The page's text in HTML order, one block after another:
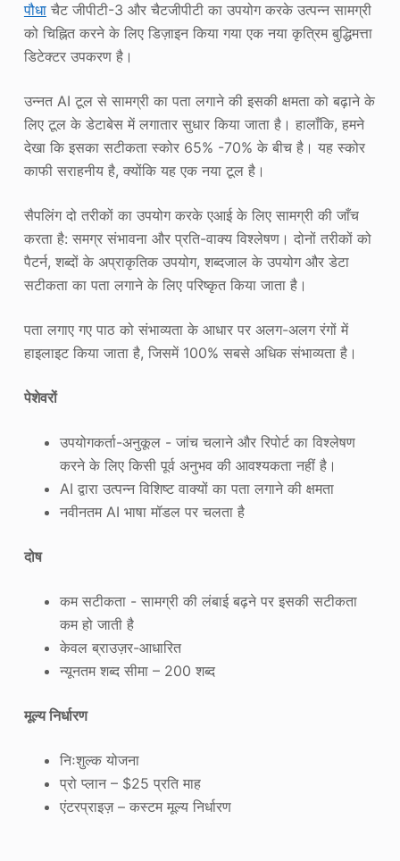
पौधाचैट जीपीटी-3 और चैटजीपीटी का उपयोग करके उत्पन्न सामग्री
को चिह्नित करने के लिए डिज़ाइन किया गया एक नया कृत्रिम बुद्धिमत्ता
डिटेक्टर उपकरण है।
उन्नत AI टूल से सामग्री का पता लगाने की इसकी क्षमता को बढ़ाने के
लिए टूल के डेटाबेस में लगातार सुधार किया जाता है। हालाँकि, हमने
देखा कि इसका सटीकता स्कोर 65% -70% के बीच है। यह स्कोर
काफी सराहनीय है, क्योंकि यह एक नया टूल है।
सैपलिंग दो तरीकों का उपयोग करके एआई के लिए सामग्री की जाँच
करता है: समग्र संभावना और प्रति-वाक्य विश्लेषण। दोनों तरीकों को
पैटर्न, शब्दों के अप्राकृतिक उपयोग, शब्दजाल के उपयोग और डेटा
सटीकता का पता लगाने के लिए परिष्कृत किया जाता है।
पता लगाए गए पाठ को संभाव्यता के आधार पर अलग-अलग रंगों में
हाइलाइट किया जाता है, जिसमें 100% सबसे अधिक संभाव्यता है।
पेशेवरों
उपयोगकर्ता-अनुकूल - जांच चलाने और रिपोर्ट का विश्लेषण
करने के लिए किसी पूर्व अनुभव की आवश्यकता नहीं है।
AI द्वारा उत्पन्न विशिष्ट वाक्यों का पता लगाने की क्षमता
नवीनतम AI भाषा मॉडल पर चलता है
दोष
कम सटीकता - सामग्री की लंबाई बढ़ने पर इसकी सटीकता
कम हो जाती है
केवल ब्राउज़र-आधारित
न्यूनतम शब्द सीमा – 200 शब्द
मूल्य निर्धारण
निःशुल्क योजना
प्रो प्लान – $25 प्रति माह
एंटरप्राइज़ – कस्टम मूल्य निर्धारण